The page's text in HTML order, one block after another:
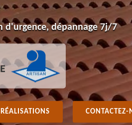
d'urgence, dépannage 7j/7
CONTACTEZ-